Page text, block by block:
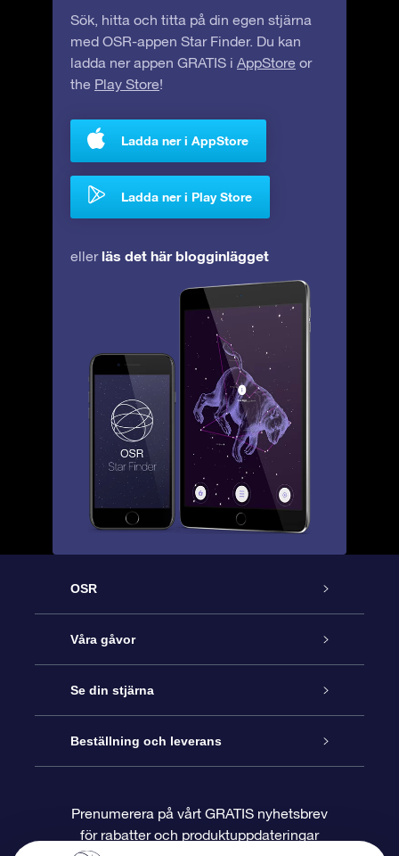
Sök, hitta och titta på din egen stjärna
med OSR-appen Star Finder. Du kan
ladda ner appen GRATIS i AppStore or
the Play Store!
Ladda ner i AppStore
Ladda ner i Play Store
eller läs det här blogginlägget
OSR
Kundtjänst
Kontakta oss
Blogg
Recensioner
Våra gåvor
Online-Stjärngåva
OSR Gåvopaket
OSR Presentkort
Se din stjärna
Stjärnregiste
Personlig Stjärnsida
Beställning och leverans
Betalningsinformation
Prenumerera på vårt GRATIS nyhetsbrev
för rabatter och produktuppdateringar